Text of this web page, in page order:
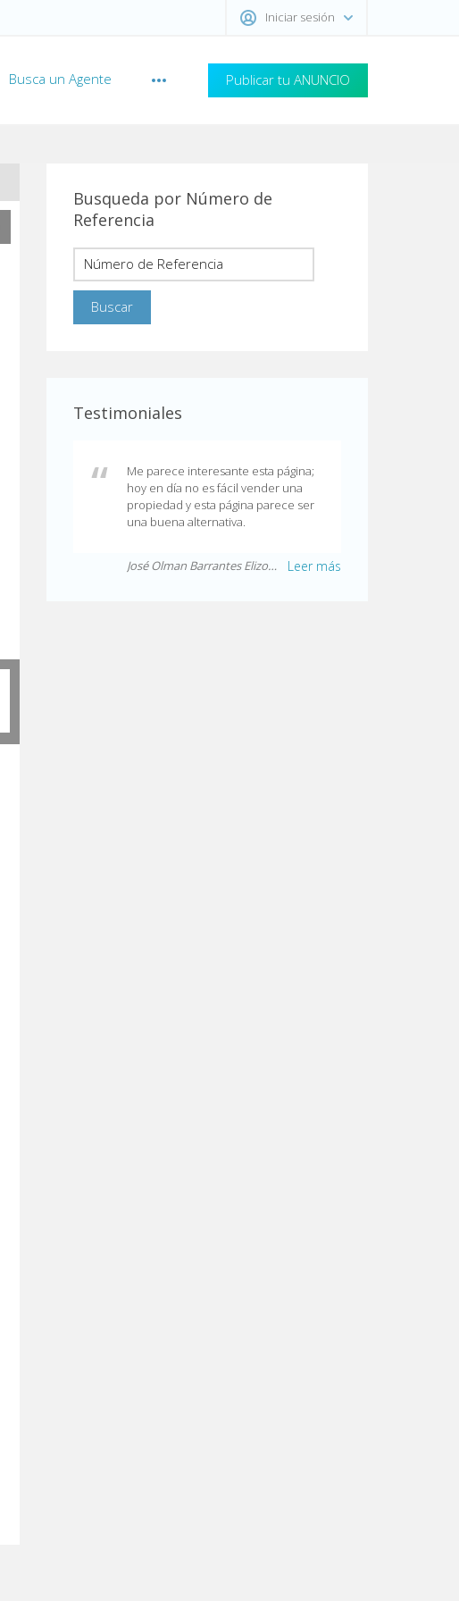
Iniciar sesión
Publicar tu ANUNCIO
Busca un Agente
Busqueda por Número de
Referencia
Testimoniales
Me parece interesante esta página;
hoy en día no es fácil vender una
propiedad y esta página parece ser
una buena alternativa.
Leer más
José Olman Barrantes Elizondo